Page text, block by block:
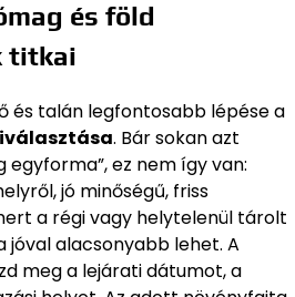
és föld
titkai
és talán legfontosabb lépése a
. Bár sokan azt
egyforma”, ez nem így van:
jó minőségű, friss
a régi vagy helytelenül tárolt
jóval alacsonyabb lehet. A
meg a lejárati dátumot, a